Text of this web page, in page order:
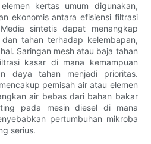
kertas umum digunakan,
ekonomis antara efisiensi filtrasi
sintetis dapat menangkap
tahan terhadap kelembapan,
Saringan mesh atau baja tahan
kasar di mana kemampuan
daya tahan menjadi prioritas.
pemisah air atau elemen
air bebas dari bahan bakar
pada mesin diesel di mana
pertumbuhan mikroba
serius.